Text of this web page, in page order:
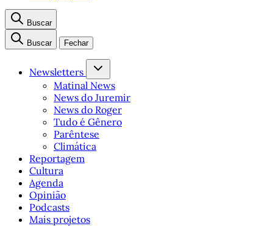
Buscar
Buscar Fechar
Newsletters
Matinal News
News do Juremir
News do Roger
Tudo é Gênero
Parêntese
Climática
Reportagem
Cultura
Agenda
Opinião
Podcasts
Mais projetos